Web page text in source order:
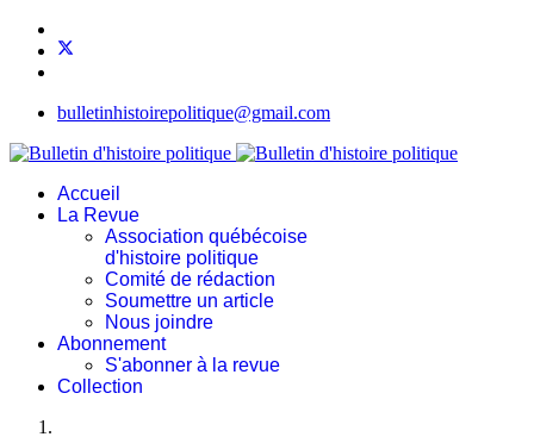
bulletinhistoirepolitique@gmail.com
Accueil
La Revue
Association québécoise
d'histoire politique
Comité de rédaction
Soumettre un article
Nous joindre
Abonnement
S'abonner à la revue
Collection